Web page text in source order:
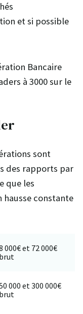
et si possible
Bancaire
à 3000 sur le
sont
des rapports par
que les
constante
000€ et 72 000€
000 et 300 000€